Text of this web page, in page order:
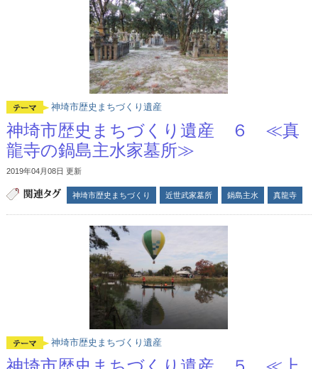
神埼市歴史まちづくり遺産
神埼市歴史まちづくり遺産 ６ ≪真
龍寺の鍋島主水家墓所≫
2019年04月08日 更新
神埼市歴史まちづくり 近世武家墓所 鍋島主水 真龍寺
神埼市歴史まちづくり遺産